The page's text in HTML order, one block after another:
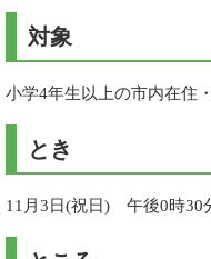
対象
小学4年生以上の市内在住
とき
11月3日(祝日) 午後0時30